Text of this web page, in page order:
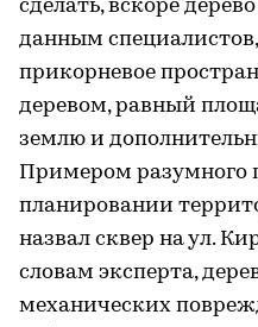
сделать, вскоре
данным
прикорневое
деревом, равный
землю и
Примером разумного
планировании
назвал сквер на ул.
словам эксперта,
механических